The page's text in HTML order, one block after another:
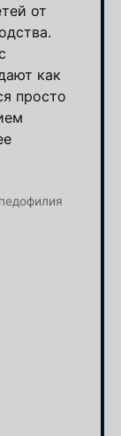
от
как
просто
педофилия